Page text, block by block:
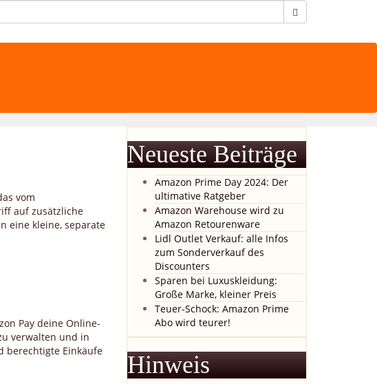
vom
auf zusätzliche
eine kleine, separate
Pay deine Online-
verwalten und in
berechtigte Einkäufe
Neueste Beiträge
Amazon Prime Day 2024: Der
ultimative Ratgeber
Amazon Warehouse wird zu
Amazon Retourenware
Lidl Outlet Verkauf: alle Infos
zum Sonderverkauf des
Discounters
Sparen bei Luxuskleidung:
Große Marke, kleiner Preis
Teuer-Schock: Amazon Prime
Abo wird teurer!
Hinweis